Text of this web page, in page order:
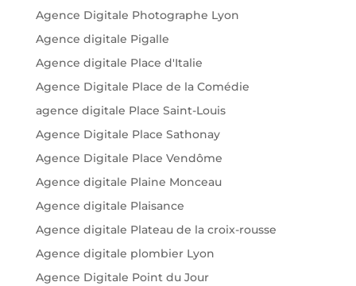
Agence Digitale Photographe Lyon
Agence digitale Pigalle
Agence digitale Place d'Italie
Agence Digitale Place de la Comédie
agence digitale Place Saint-Louis
Agence Digitale Place Sathonay
Agence Digitale Place Vendôme
Agence digitale Plaine Monceau
Agence digitale Plaisance
Agence digitale Plateau de la croix-rousse
Agence digitale plombier Lyon
Agence Digitale Point du Jour